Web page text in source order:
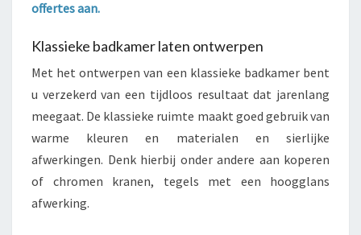
offertes aan.
Klassieke badkamer laten ontwerpen
Met het ontwerpen van een klassieke badkamer bent
u verzekerd van een tijdloos resultaat dat jarenlang
meegaat. De klassieke ruimte maakt goed gebruik van
warme kleuren en materialen en sierlijke
afwerkingen. Denk hierbij onder andere aan koperen
of chromen kranen, tegels met een hoogglans
afwerking.